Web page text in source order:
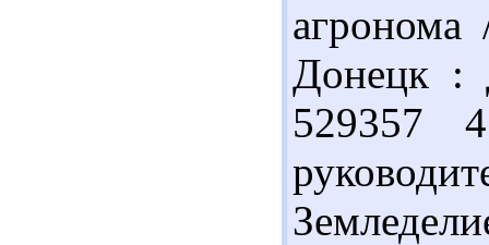
Донецк :
529357